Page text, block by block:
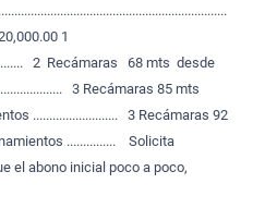
1
2 Recámaras 68 mts desde
3 Recámaras 85 mts
.......................... 3 Recámaras 92
............... Solicita
el abono inicial poco a poco,